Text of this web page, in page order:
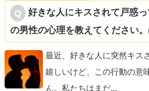
好きな人にキスされて戸惑
の男性の心理を教えてください。
最近、好きな人に突然キス
嬉しいけど、この行動の意
ん。私たちはまだ...